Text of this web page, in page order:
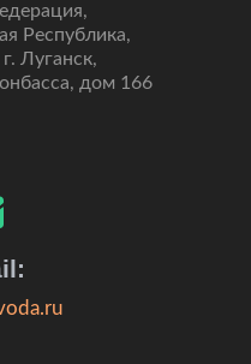
Республика,
Луганск,
дом 166